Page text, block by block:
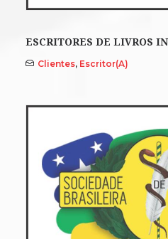
ESCRITORES DE LIVROS
Clientes, Escritor(a)